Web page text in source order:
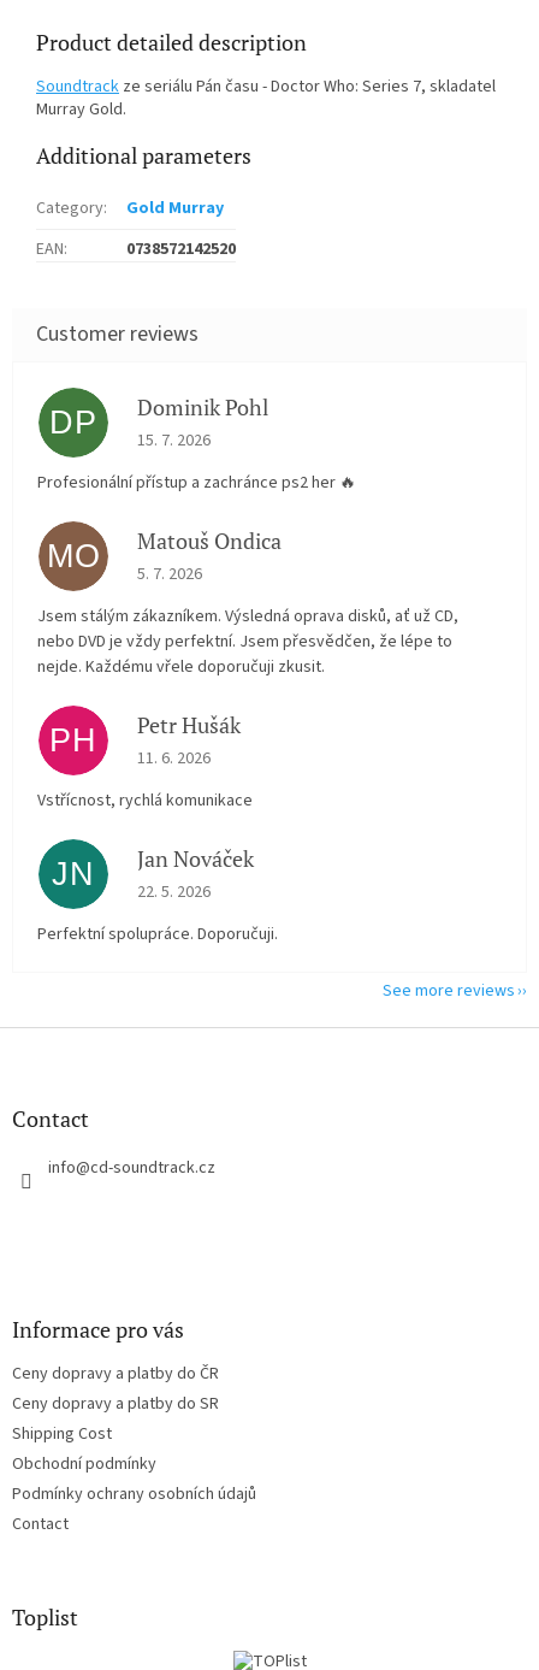
Product detailed description
Soundtrack ze seriálu Pán času - Doctor Who: Series 7, skladatel
Murray Gold.
Additional parameters
Category:
Gold Murray
EAN: 0738572142520
DP Dominik Pohl
The store rating is 5 out of 5 stars.
15. 7. 2026
Profesionální přístup a zachránce ps2 her 🔥
MO Matouš Ondica
The store rating is 5 out of 5 stars.
5. 7. 2026
Jsem stálým zákazníkem. Výsledná oprava disků, ať už CD,
nebo DVD je vždy perfektní. Jsem přesvědčen, že lépe to
nejde. Každému vřele doporučuji zkusit.
PH Petr Hušák
The store rating is 5 out of 5 stars.
11. 6. 2026
Vstřícnost, rychlá komunikace
JN Jan Nováček
The store rating is 5 out of 5 stars.
22. 5. 2026
Perfektní spolupráce. Doporučuji.
See more reviews
F
Contact
info@cd-soundtrack.cz
Informace pro vás
Ceny dopravy a platby do ČR
Ceny dopravy a platby do SR
Shipping Cost
Obchodní podmínky
Podmínky ochrany osobních údajů
Contact
Toplist